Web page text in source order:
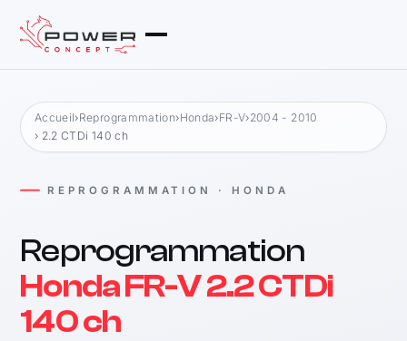
Accueil›Reprogrammation›Honda›FR-V›2004 - 2010
› 2.2 CTDi 140 ch
REPROGRAMMATION · HONDA
Reprogrammation
Honda FR-V 2.2 CTDi
140 ch